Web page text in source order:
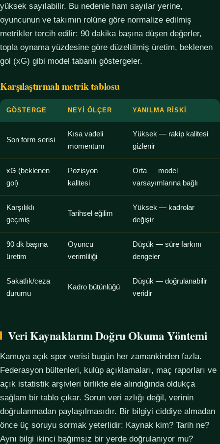
yüksek sayılabilir. Bu nedenle ham sayılar yerine,
oyuncunun ve takımın rolüne göre normalize edilmiş
metrikler tercih edilir: 90 dakika başına düşen değerler,
topla oynama yüzdesine göre düzeltilmiş üretim, beklenen
gol (xG) gibi model tabanlı göstergeler.
Karşılaştırmalı metrik tablosu
GÖSTERGE NEYI ÖLÇER YANILMA RISKI
Son form serisi
Kısa vadeli
momentum
Yüksek — rakip kalitesi
gizlenir
xG (beklenen
gol)
Pozisyon
kalitesi
Orta — model
varsayımlarına bağlı
Karşılıklı
geçmiş
Tarihsel eğilim
Yüksek — kadrolar
değişir
90 dk başına
üretim
Oyuncu
verimliliği
Düşük — süre farkını
dengeler
Sakatlık/ceza
durumu
Kadro bütünlüğü
Düşük — doğrulanabilir
veridir
Veri Kaynaklarını Doğru Okuma Yöntemi
Kamuya açık spor verisi bugün her zamankinden fazla.
Federasyon bültenleri, kulüp açıklamaları, maç raporları ve
açık istatistik arşivleri birlikte ele alındığında oldukça
sağlam bir tablo çıkar. Sorun veri azlığı değil, verinin
doğrulanmadan paylaşılmasıdır. Bir bilgiyi ciddiye almadan
önce üç soruyu sormak yeterlidir: Kaynak kim? Tarih ne?
Aynı bilgi ikinci bağımsız bir yerde doğrulanıyor mu?